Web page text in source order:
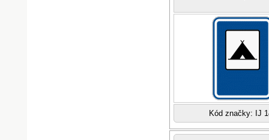
Kód značky: IJ